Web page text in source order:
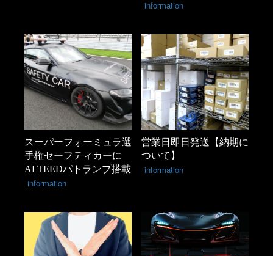
information
スーパーフォーミュラ選
手権セーフティカーに
ALTEEDパトランプ搭載
information
営業日即日発送【納期に
ついて】
information